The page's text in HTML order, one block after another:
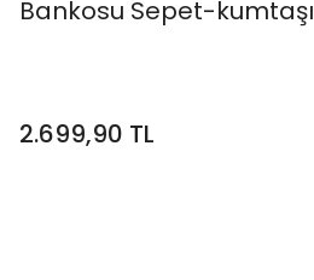
Bankosu Sepet-kumtaşı
2.699,90 TL